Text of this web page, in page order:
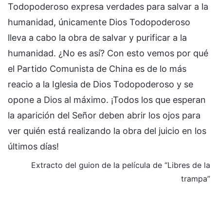
Todopoderoso expresa verdades para salvar a la
humanidad, únicamente Dios Todopoderoso
lleva a cabo la obra de salvar y purificar a la
humanidad. ¿No es así? Con esto vemos por qué
el Partido Comunista de China es de lo más
reacio a la Iglesia de Dios Todopoderoso y se
opone a Dios al máximo. ¡Todos los que esperan
la aparición del Señor deben abrir los ojos para
ver quién está realizando la obra del juicio en los
últimos días!
Extracto del guion de la película de “Libres de la
trampa”